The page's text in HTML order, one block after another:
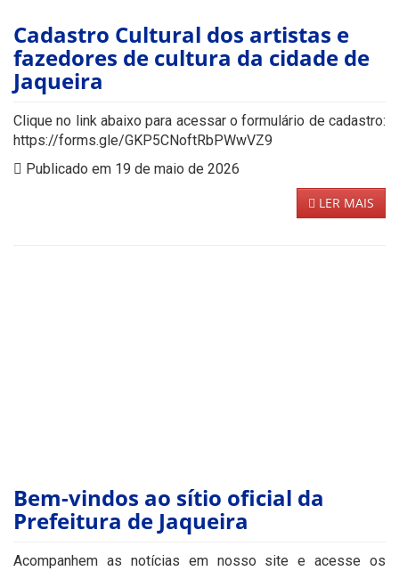
Cadastro Cultural dos artistas e
fazedores de cultura da cidade de
Jaqueira
Clique no link abaixo para acessar o formulário de cadastro:
https://forms.gle/GKP5CNoftRbPWwVZ9
Publicado em 19 de maio de 2026
LER MAIS
Bem-vindos ao sítio oficial da
Prefeitura de Jaqueira
Acompanhem as notícias em nosso site e acesse os